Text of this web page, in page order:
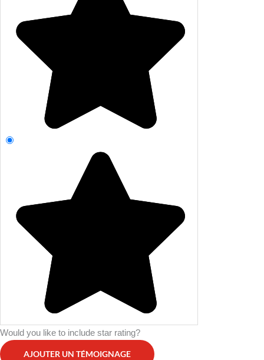
Would you like to include star rating?